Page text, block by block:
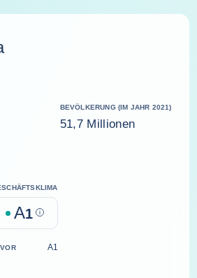
BEVÖLKERUNG (IM JAHR 2021)
51,7 Millionen
A1 Help
A1